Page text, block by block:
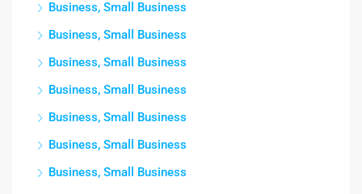
Business, Small Business
Business, Small Business
Business, Small Business
Business, Small Business
Business, Small Business
Business, Small Business
Business, Small Business